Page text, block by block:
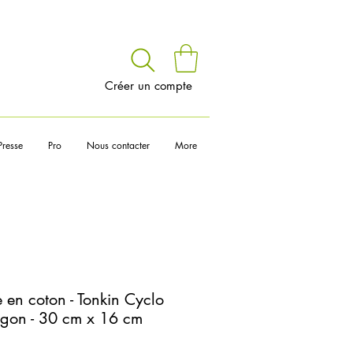
Créer un compte
Pro Nous contacter More
coton - Tonkin Cyclo
- 30 cm x 16 cm